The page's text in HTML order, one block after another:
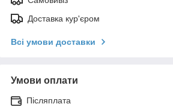
Доставка кур'єром
Всі умови доставки
Умови оплати
Післяплата